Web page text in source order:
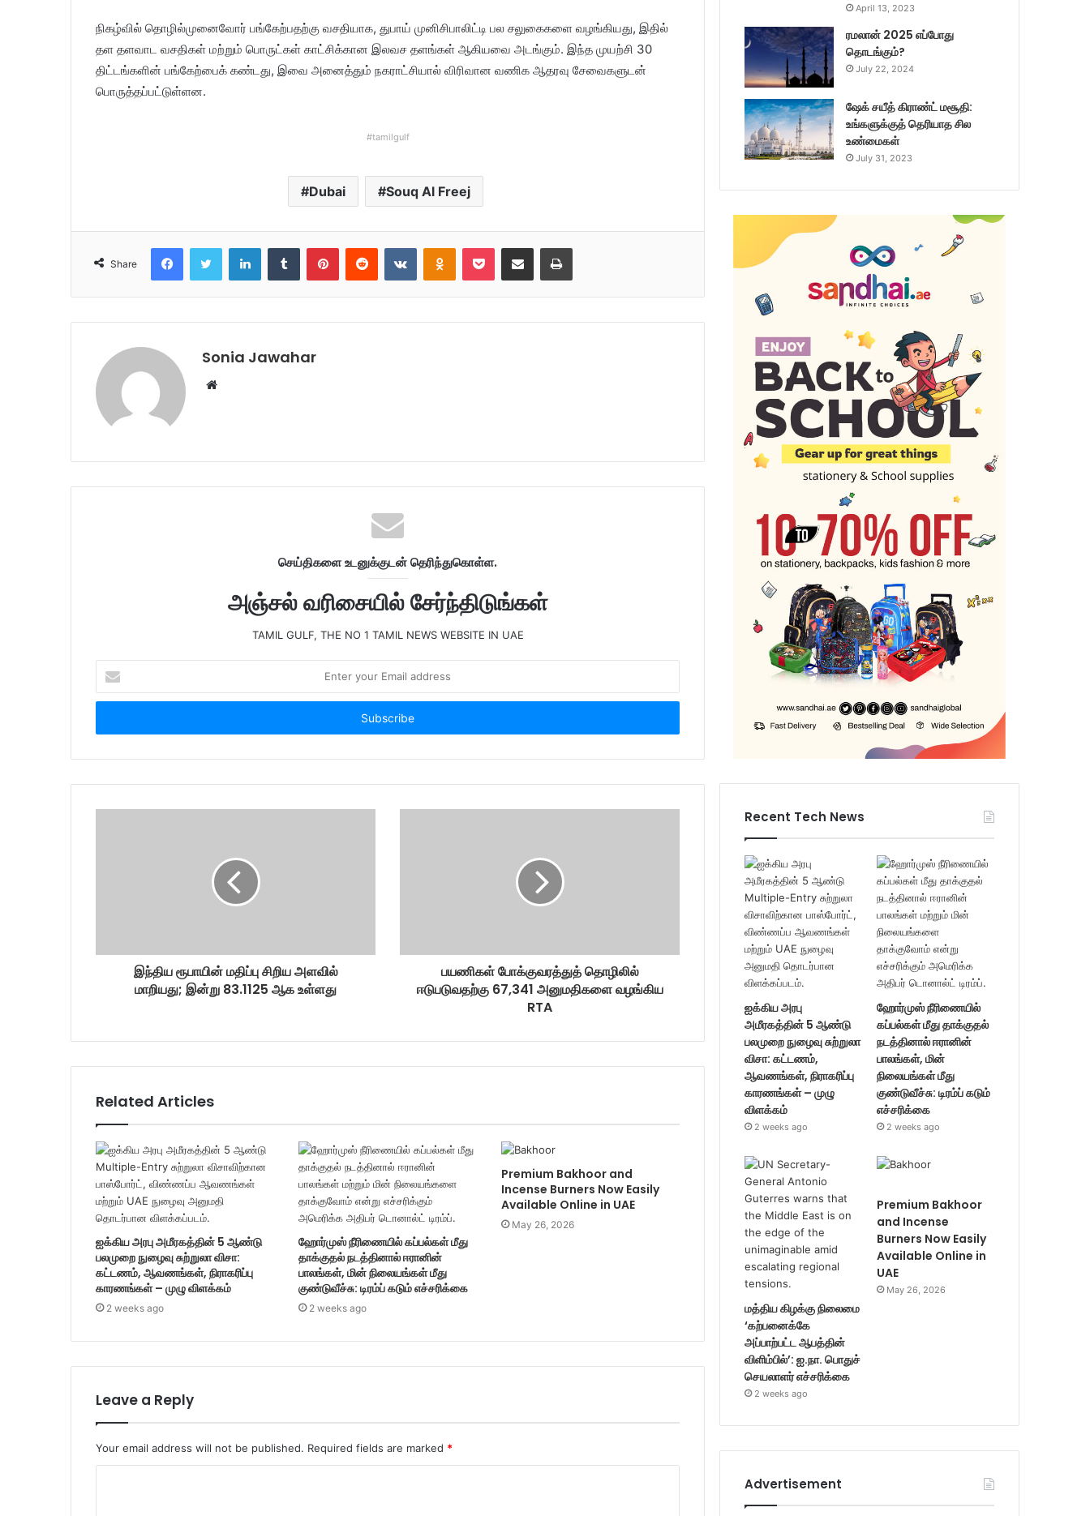
நிகழ்வில் தொழில்முனைவோர் பங்கேற்பதற்கு வசதியாக, துபாய் முனிசிபாலிட்டி பல சலுகைகளை வழங்கியது, இதில்
தள தளவாட வசதிகள் மற்றும் பொருட்கள் காட்சிக்கான இலவச தளங்கள் ஆகியவை அடங்கும். இந்த முயற்சி 30
திட்டங்களின் பங்கேற்பைக் கண்டது, இவை அனைத்தும் நகராட்சியால் விரிவான வணிக ஆதரவு சேவைகளுடன்
பொருத்தப்பட்டுள்ளன.
#tamilgulf
Dubai Souq Al Freej
Share
Sonia Jawahar
i
செய்திகளை உடனுக்குடன் தெரிந்துகொள்ள.
அஞ்சல் வரிசையில் சேர்ந்திடுங்கள்
TAMIL GULF, THE NO 1 TAMIL NEWS WEBSITE IN UAE
t
r
u
r
இந்திய ரூபாயின் மதிப்பு சிறிய அளவில்
மாறியது; இன்று 83.1125 ஆக உள்ளது
பயணிகள் போக்குவரத்துத் தொழிலில்
ஈடுபடுவதற்கு 67,341 அனுமதிகளை வழங்கிய
RTA
Related Articles
ஐக்கிய அரபு அமீரகத்தின் 5 ஆண்டு
பலமுறை நுழைவு சுற்றுலா விசா:
கட்டணம், ஆவணங்கள், நிராகரிப்பு
காரணங்கள் – முழு விளக்கம்
2 weeks ago
ஹோர்முஸ் நீரிணையில் கப்பல்கள் மீது
தாக்குதல் நடத்தினால் ஈரானின்
பாலங்கள், மின் நிலையங்கள் மீது
குண்டுவீச்சு: டிரம்ப் கடும் எச்சரிக்கை
2 weeks ago
Premium Bakhoor and
Incense Burners Now Easily
Available Online in UAE
May 26, 2026
Leave a Reply
Your email address will not be published. Required fields are marked *
April 13, 2023
ரமலான் 2025 எப்போது
தொடங்கும்?
July 22, 2024
ஷேக் சயீத் கிராண்ட் மசூதி:
உங்களுக்குத் தெரியாத சில
உண்மைகள்
July 31, 2023
Recent Tech News
ஐக்கிய அரபு
அமீரகத்தின் 5 ஆண்டு
பலமுறை நுழைவு சுற்றுலா
விசா: கட்டணம்,
ஆவணங்கள், நிராகரிப்பு
காரணங்கள் – முழு
விளக்கம்
2 weeks ago
ஹோர்முஸ் நீரிணையில்
கப்பல்கள் மீது தாக்குதல்
நடத்தினால் ஈரானின்
பாலங்கள், மின்
நிலையங்கள் மீது
குண்டுவீச்சு: டிரம்ப் கடும்
எச்சரிக்கை
2 weeks ago
மத்திய கிழக்கு நிலைமை
‘கற்பனைக்கே
அப்பாற்பட்ட ஆபத்தின்
விளிம்பில்’: ஐ.நா. பொதுச்
செயலாளர் எச்சரிக்கை
2 weeks ago
Premium Bakhoor
and Incense
Burners Now Easily
Available Online in
UAE
May 26, 2026
Advertisement